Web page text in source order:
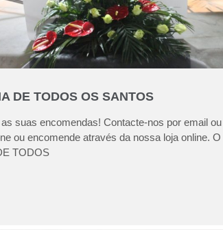
DE TODOS OS SANTOS
suas encomendas! Contacte-nos por email ou
ou encomende através da nossa loja online. O
TODOS